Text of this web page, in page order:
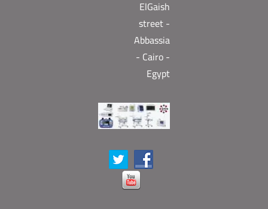
ElGaish
street -
Abbassia
- Cairo -
Egypt